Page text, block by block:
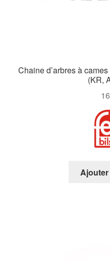
Chaine d’arbres à
(KR,